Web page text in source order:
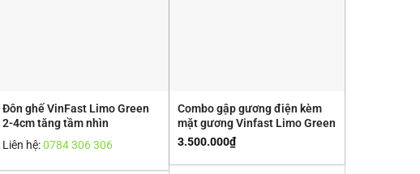
Đôn ghế VinFast Limo Green
2-4cm tăng tầm nhìn
Liên hệ:0784 306 306
Combo gập gương điện kèm
mặt gương Vinfast Limo Green
3.500.000₫